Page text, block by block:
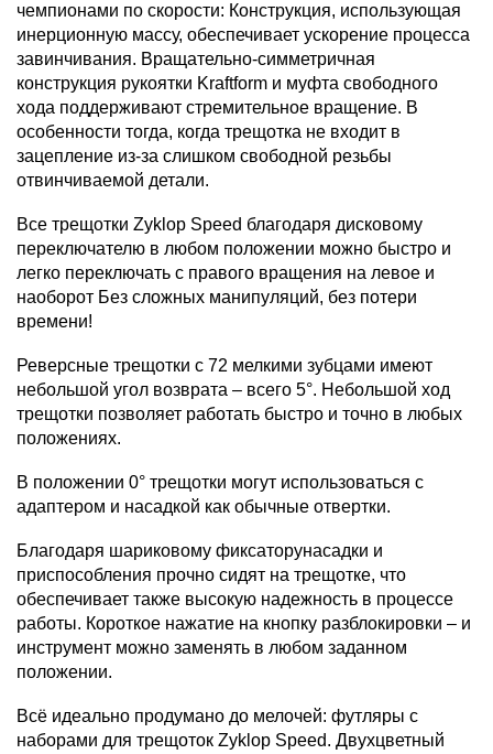
чемпионами по скорости: Конструкция, использующая
инерционную массу, обеспечивает ускорение процесса
завинчивания. Вращательно-симметричная
конструкция рукоятки Kraftform и муфта свободного
хода поддерживают стремительное вращение. В
особенности тогда, когда трещотка не входит в
зацепление из-за слишком свободной резьбы
отвинчиваемой детали.
Все трещотки Zyklop Speed благодаря дисковому
переключателю в любом положении можно быстро и
легко переключать с правого вращения на левое и
наоборот Без сложных манипуляций, без потери
времени!
Реверсные трещотки с 72 мелкими зубцами имеют
небольшой угол возврата – всего 5°. Небольшой ход
трещотки позволяет работать быстро и точно в любых
положениях.
В положении 0° трещотки могут использоваться с
адаптером и насадкой как обычные отвертки.
Благодаря шариковому фиксаторунасадки и
приспособления прочно сидят на трещотке, что
обеспечивает также высокую надежность в процессе
работы. Короткое нажатие на кнопку разблокировки – и
инструмент можно заменять в любом заданном
положении.
Всё идеально продумано до мелочей: футляры с
наборами для трещоток Zyklop Speed. Двухцветный